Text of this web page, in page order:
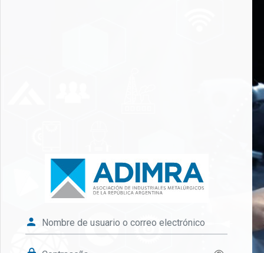
Entrar a
Nombre de usuario o correo